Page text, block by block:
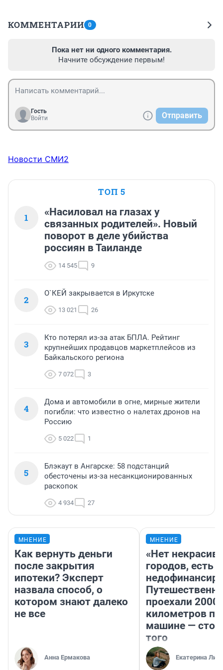
КОММЕНТАРИИ 0
Пока нет ни одного комментария.
Начните обсуждение первым!
Гость
Войти
Отправить
Новости СМИ2
ТОП 5
1
«Насиловал на глазах у
связанных родителей». Новый
поворот в деле убийства
россиян в Таиланде
14 545 9
2
О`КЕЙ закрывается в Иркутске
13 021 26
3
Кто потерял из-за атак БПЛА. Рейтинг
крупнейших продавцов маркетплейсов из
Байкальского региона
7 072 3
4
Дома и автомобили в огне, мирные жители
погибли: что известно о налетах дронов на
Россию
5 022 1
5
Блэкаут в Ангарске: 58 подстанций
обесточены из-за несанкционированных
раскопок
4 934 27
МНЕНИЕ
Как вернуть деньги
после закрытия
ипотеки? Эксперт
назвала способ, о
котором знают далеко
не все
Анна Ермакова
МНЕНИЕ
«Нет
городов, есть
проехали 2000
километров по
машине —
того
Екатерина